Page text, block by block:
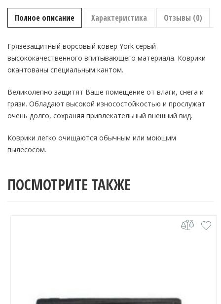
серый
Полное описание Характеристика Отзывы (0)
Грязезащитный ворсовый ковер York серый
высококачественного впитывающего материала. Коврики
окантованы специальным кантом.
Великолепно защитят Ваше помещение от влаги, снега и
грязи. Обладают высокой износостойкостью и прослужат
очень долго, сохраняя привлекательный внешний вид.
Коврики легко очищаются обычным или моющим
пылесосом.
ПОСМОТРИТЕ ТАКЖЕ